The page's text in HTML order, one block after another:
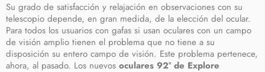
Su grado de satisfacción y relajación en observaciones con su
telescopio depende, en gran medida, de la elección del ocular.
Para todos los usuarios con gafas si usan oculares con un campo
de visión amplio tienen el problema que no tiene a su
disposición su entero campo de visión. Este problema pertenece,
ahora, al pasado. Los nuevos oculares 92° de Explore